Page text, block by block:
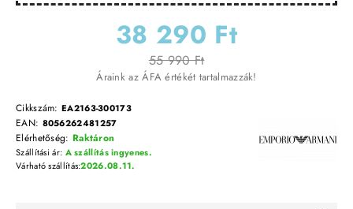
38 290 Ft
55 990 Ft
Áraink az ÁFA értékét tartalmazzák!
Cikkszám: EA2163-300173
EAN: 8056262481257
Elérhetőség: Raktáron
Várható szállítás:2026.08.11.
Szállítási ár: A szállítás ingyenes.